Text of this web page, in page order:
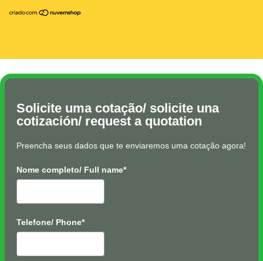
Solicite uma cotação/ solicite una
cotización/ request a quotation
Preencha seus dados que te enviaremos uma cotação agora!
Nome completo/ Full name*
Telefone/ Phone*